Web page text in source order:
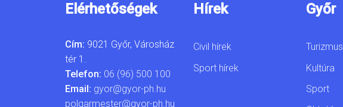
Elérhetőségek
Cím: 9021 Győr, Városház
tér 1.
Telefon: 06 (96) 500 100
Email: gyor@gyor-ph.hu
polgarmester@gyor-ph.hu
Hírek
Civil hírek
Sport hírek
Győr
Turizmus
Kultúra
Sport